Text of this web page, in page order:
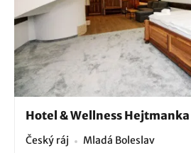
Hotel & Wellness Hejtmanka
Český ráj Mladá Boleslav